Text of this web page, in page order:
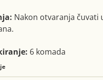
Nakon otvaranja čuvati
6 komada